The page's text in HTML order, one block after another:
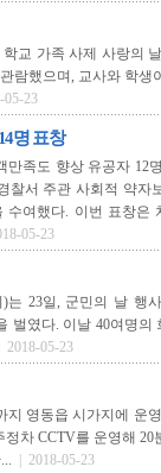
교 가족 사제 사랑의
람했으며, 교사와 학생
05-23
명 표창
만족도 향상 유공자 12
찰서 주관 사회적 약자
수여했다. 이번 표창은
05-23
)는 23일, 군민의 날 행
벌였다. 이날 40여명의
| 2018-05-23
지 영동읍 시가지에 운
차 CCTV를 운영해 20
| 2018-05-23